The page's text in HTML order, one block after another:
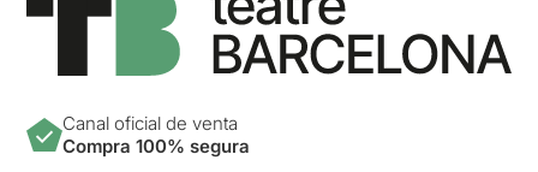
Canal oficial de venta
Compra 100% segura